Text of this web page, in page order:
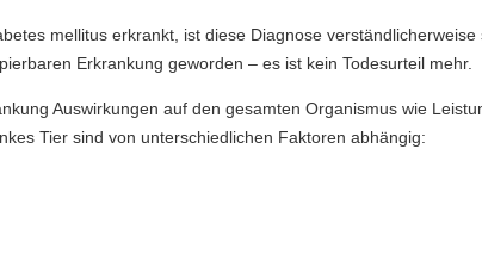
mellitus erkrankt, ist diese Diagnose
Erkrankung geworden – es ist kein Todesurteil mehr.
Auswirkungen auf den gesamten Organismus wie
Tier sind von unterschiedlichen Faktoren abhängig: